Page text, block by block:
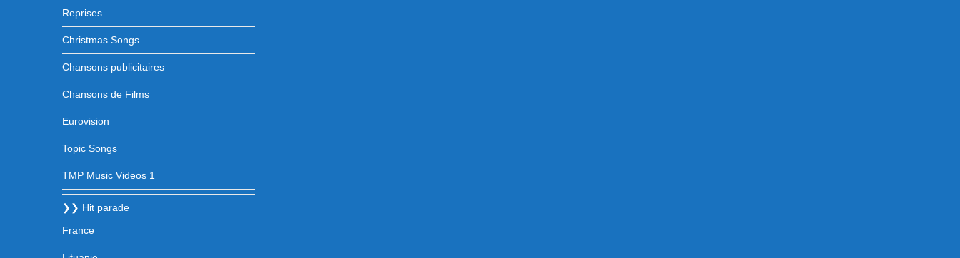
Reprises
Christmas Songs
Chansons publicitaires
Chansons de Films
Eurovision
Topic Songs
TMP Music Videos 1
❯❯ Hit parade
France